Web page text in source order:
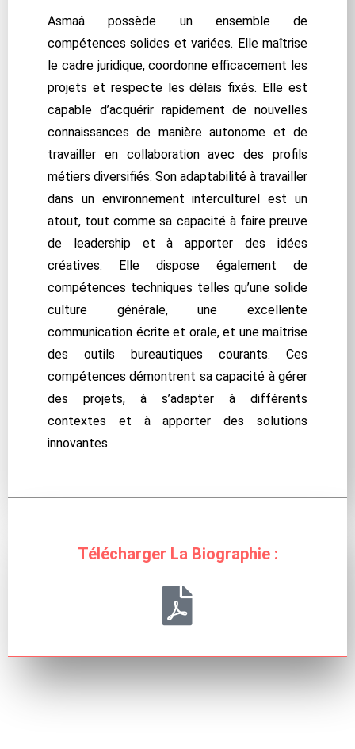
Asmaâ possède un ensemble de
compétences solides et variées. Elle maîtrise
le cadre juridique, coordonne efficacement les
projets et respecte les délais fixés. Elle est
capable d’acquérir rapidement de nouvelles
connaissances de manière autonome et de
travailler en collaboration avec des profils
métiers diversifiés. Son adaptabilité à travailler
dans un environnement interculturel est un
atout, tout comme sa capacité à faire preuve
de leadership et à apporter des idées
créatives. Elle dispose également de
compétences techniques telles qu’une solide
culture générale, une excellente
communication écrite et orale, et une maîtrise
des outils bureautiques courants. Ces
compétences démontrent sa capacité à gérer
des projets, à s’adapter à différents
contextes et à apporter des solutions
innovantes.
Télécharger La Biographie :